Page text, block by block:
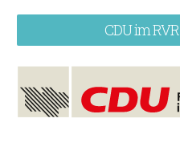
CDU im RVR